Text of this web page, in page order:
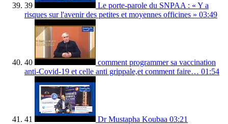
39
Le porte-parole du SNPAA : « Y a
risques sur l'avenir des petites et moyennes officines » 03:49
40
comment programmer sa vaccination
anti-Covid-19 et celle anti grippale,et comment faire… 01:54
41 Dr Mustapha Koubaa 03:21